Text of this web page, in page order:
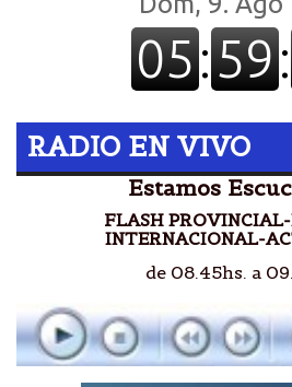
RADIO EN VIVO
Estamos
FLASH
INTERNACIONAL-
de 08.45hs. a